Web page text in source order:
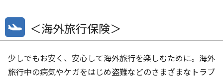
＜海外旅行保険＞
少しでもお安く、安心して海外旅行を楽しむために。海外
旅行中の病気やケガをはじめ盗難などのさまざまなトラブ